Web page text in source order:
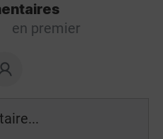
en premier